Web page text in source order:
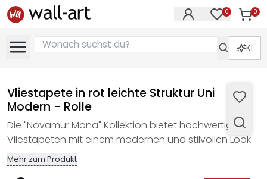
0 0
KI
Vliestapete in rot leichte Struktur Uni
Modern - Rolle
Die "Novamur Mona" Kollektion bietet hochwertige
Vliestapeten mit einem modernen und stilvollen Look.
Mehr zum Produkt